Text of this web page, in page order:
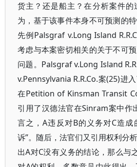
货主？还是船主？在分析案件的
为，基于该事件本身不可预测的
先例Palsgraf v.Long Island
考虑与本案密切相关的关于不可
问题。Palsgraf v.Long Island
v.Pennsylvania R.R.Co.案(25)进
在Petition of Kinsman Transit
引用了汉德法官在Sinram案中作
言之，A违反对B的义务对C造
诉”。随后，法官们又引用权利分
出A对C没有义务的结论，那么与